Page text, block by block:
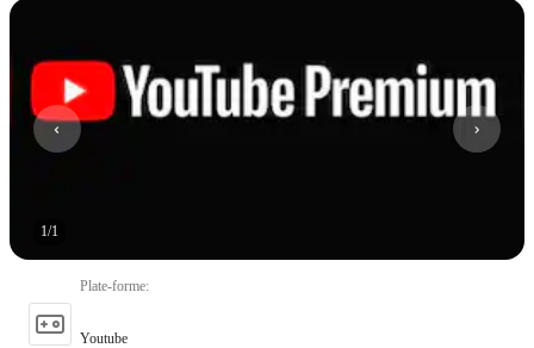
1/1
Plate-forme:
Youtube